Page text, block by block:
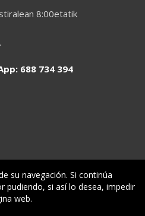
8:00etatik
688 734 394
su navegación. Si continúa
pudiendo, si así lo desea, impedir
web.